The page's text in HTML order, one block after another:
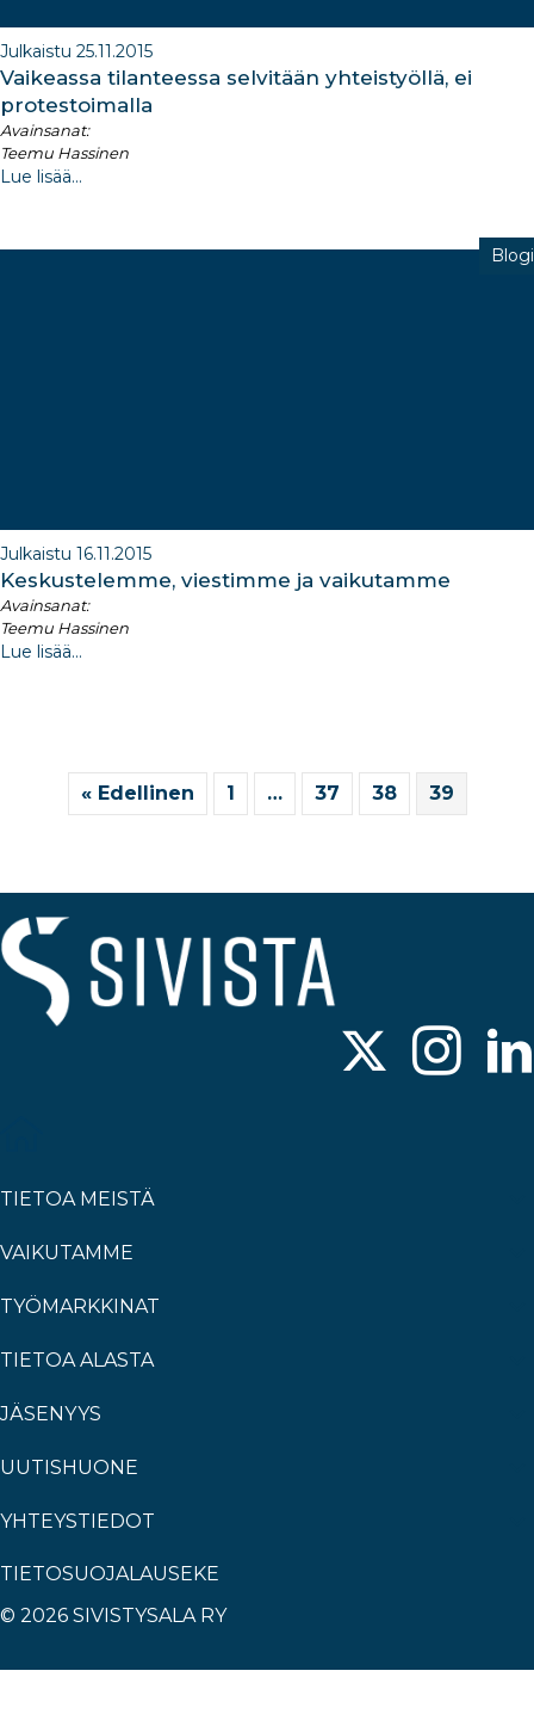
Julkaistu 25.11.2015
Vaikeassa tilanteessa selvitään yhteistyöllä, ei
protestoimalla
Avainsanat:
Teemu Hassinen
Lue lisää...
Blogi
Julkaistu 16.11.2015
Keskustelemme, viestimme ja vaikutamme
Avainsanat:
Teemu Hassinen
Lue lisää...
« Edellinen 1 … 37 38 39
TIETOA MEISTÄ
VAIKUTAMME
TYÖMARKKINAT
TIETOA ALASTA
JÄSENYYS
UUTISHUONE
YHTEYSTIEDOT
TIETOSUOJALAUSEKE
© 2026 SIVISTYSALA RY